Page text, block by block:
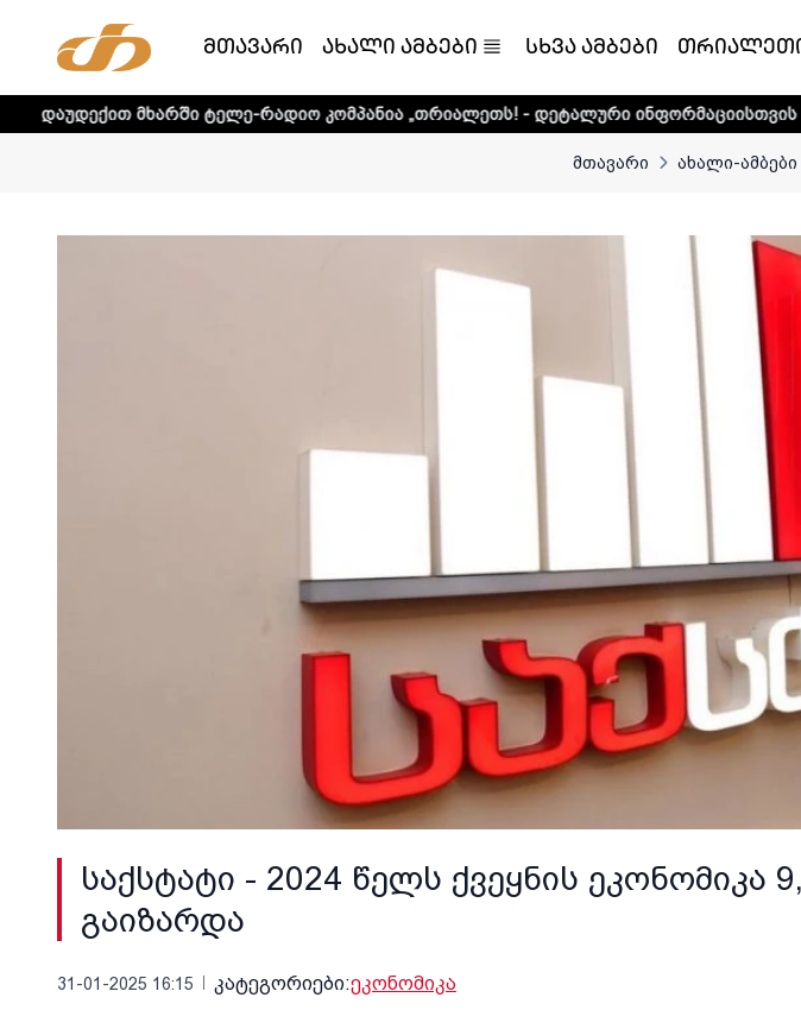
მთავარი ახალი ამბები სხვა ამბები
მხარში ტელე-რადიო კომპანია „თრიალეთს! - დეტალური ინფორმაციისთვის დააკლიკეთ
მთავარი ახალი-ამბები
საქსტატი - 2024 წელს ქვეყნის ეკონომიკა
გაიზარდა
31-01-2025 16:15 კატეგორიები:ეკონომიკა